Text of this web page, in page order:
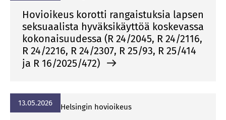
Hovioikeus korotti rangaistuksia lapsen
seksuaalista hyväksikäyttöä koskevassa
kokonaisuudessa (R 24/2045, R 24/2116,
R 24/2216, R 24/2307, R 25/93, R 25/414
ja R 16/2025/472)
13.05.2026 Helsingin hovioikeus